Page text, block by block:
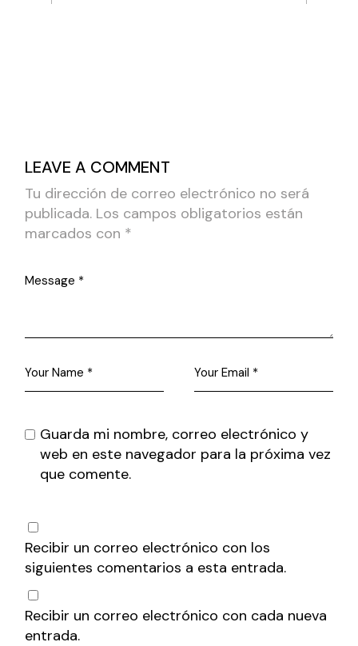
LEAVE A COMMENT
Tu dirección de correo electrónico no será
publicada. Los campos obligatorios están
marcados con *
Guarda mi nombre, correo electrónico y
web en este navegador para la próxima vez
que comente.
Recibir un correo electrónico con los
siguientes comentarios a esta entrada.
Recibir un correo electrónico con cada nueva
entrada.